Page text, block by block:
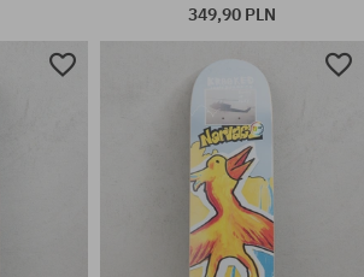
Dostępne rozmiary:
349,90 PLN